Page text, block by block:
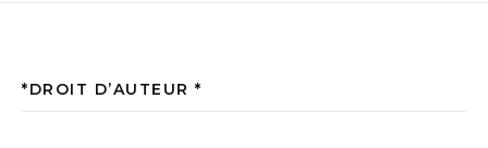
*DROIT D’AUTEUR *